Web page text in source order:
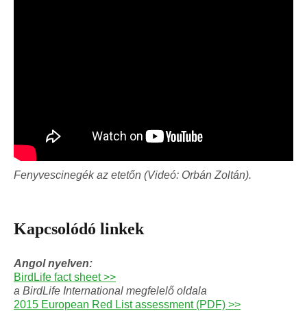
Fenyvescinegék az etetőn (Videó: Orbán Zoltán).
Kapcsolódó linkek
Angol nyelven:
BirdLife fact sheet >>
a BirdLife International megfelelő oldala
2015 European Red List assessment (PDF) >>